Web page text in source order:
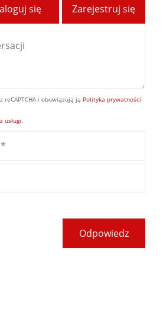
Zarejestruj się
się
i obowiązują ją Polityka prywatności
usługi.
Odpowiedz